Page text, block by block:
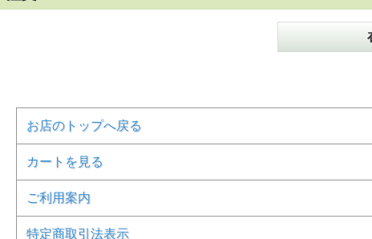
お店のトップへ戻る
カートを見る
ご利用案内
特定商取引法表示